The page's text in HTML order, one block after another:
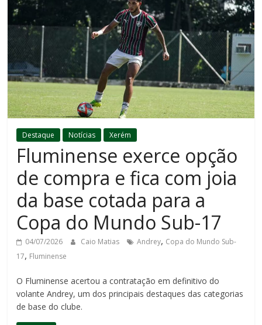
Destaque Notícias Xerém
Fluminense exerce opção
de compra e fica com joia
da base cotada para a
Copa do Mundo Sub-17
04/07/2026 Caio Matias Andrey, Copa do Mundo Sub-
17, Fluminense
O Fluminense acertou a contratação em definitivo do
volante Andrey, um dos principais destaques das categorias
de base do clube.